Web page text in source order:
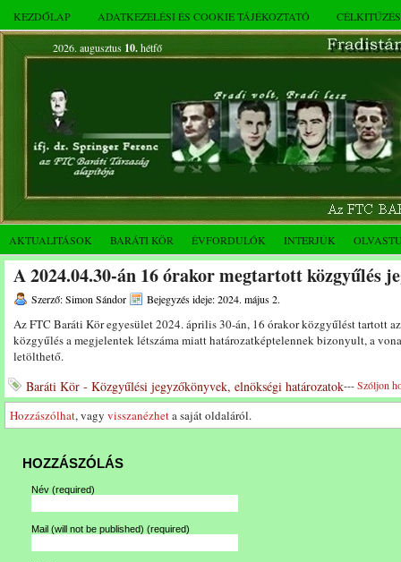
KEZDŐLAP ADATKEZELÉSI ÉS COOKIE TÁJÉKOZTATÓ
2026. augusztus 10.hétfő
AKTUALITÁSOK BARÁTI KÖR ÉVFORDULÓK INTERJÚK
A 2024.04.30-án 16 órakor megtartott közgyűlés
Szerző: Simon Sándor Bejegyzés ideje: 2024. május 2.
Az FTC Baráti Kör egyesület 2024. április 30-án, 16 órakor közgyűlést tartott
közgyűlés a megjelentek létszáma miatt határozatképtelennek bizonyult, a
letölthető.
Baráti Kör - Közgyűlési jegyzőkönyvek, elnökségi határozatok---Szóljon
Hozzászólhat, vagy visszanézheta saját oldaláról.
HOZZÁSZÓLÁS
Név (required)
Mail (will not be published) (required)